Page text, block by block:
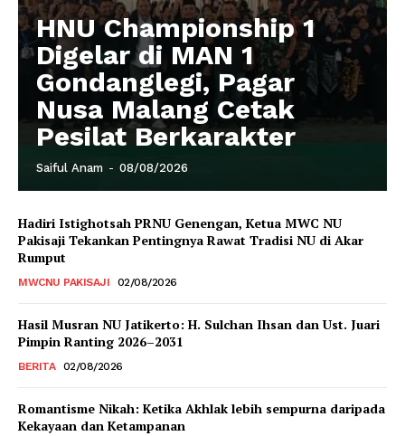
HNU Championship 1
Digelar di MAN 1
Gondanglegi, Pagar
Nusa Malang Cetak
Pesilat Berkarakter
Saiful Anam - 08/08/2026
Hadiri Istighotsah PRNU Genengan, Ketua MWC NU
Pakisaji Tekankan Pentingnya Rawat Tradisi NU di Akar
Rumput
MWCNU PAKISAJI 02/08/2026
Hasil Musran NU Jatikerto: H. Sulchan Ihsan dan Ust. Juari
Pimpin Ranting 2026–2031
BERITA 02/08/2026
Romantisme Nikah: Ketika Akhlak lebih sempurna daripada
Kekayaan dan Ketampanan